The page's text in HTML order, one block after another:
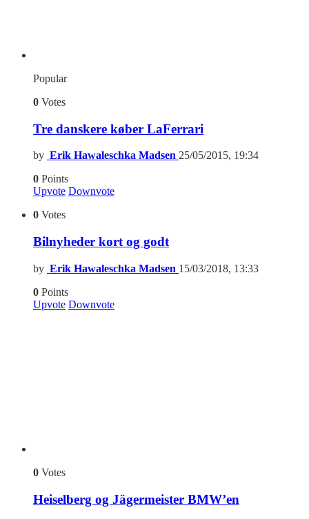
Popular
0 Votes
Tre danskere køber LaFerrari
by Erik Hawaleschka Madsen 25/05/2015, 19:34
0 Points
Upvote Downvote
0 Votes
Bilnyheder kort og godt
by Erik Hawaleschka Madsen 15/03/2018, 13:33
0 Points
Upvote Downvote
0 Votes
Heiselberg og Jägermeister BMW’en